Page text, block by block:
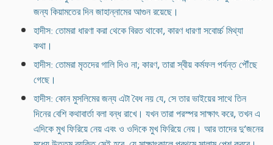
জন্য কিয়ামতের দিন জাহান্নামের আগুন রয়েছে।
হাদীস: তোমরা ধারণা করা থেকে বিরত থাকো, কারণ ধারণা সবোর্চ্চ মিথ্যা
কথা।
হাদীস: তোমরা মৃতদের গালি দিও না; কারণ, তারা স্বীয় কর্মফল পর্যন্ত পৌঁছে
গেছে।
হাদীস: কোন মুসলিমের জন্য এটা বৈধ নয় যে, সে তার ভাইয়ের সাথে তিন
দিনের বেশি কথাবার্তা বলা বন্ধ রাখে। যখন তারা পরস্পর সাক্ষাৎ করে, তখন এ
এদিকে মুখ ফিরিয়ে নেয় এবং ও ওদিকে মুখ ফিরিয়ে নেয়। আর তাদের দু’জনের